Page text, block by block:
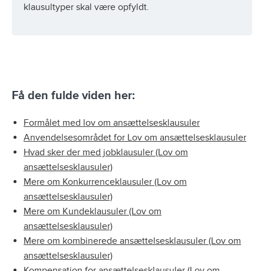
klausultyper skal være opfyldt.
Få den fulde viden her:
Formålet med lov om ansættelsesklausuler
Anvendelsesområdet for Lov om ansættelsesklausuler
Hvad sker der med jobklausuler (Lov om
ansættelsesklausuler)
Mere om Konkurrenceklausuler (Lov om
ansættelsesklausuler)
Mere om Kundeklausuler (Lov om
ansættelsesklausuler)
Mere om kombinerede ansættelsesklausuler (Lov om
ansættelsesklausuler)